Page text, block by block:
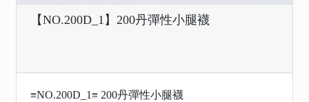
【NO.200D_1】200丹彈性小腿襪
≡NO.200D_1≡ 200丹彈性小腿襪